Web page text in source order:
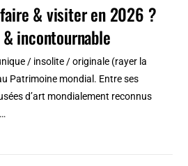
& visiter en 2026 ?
incontournable
/ insolite / originale (rayer la
Patrimoine mondial. Entre ses
d’art mondialement reconnus